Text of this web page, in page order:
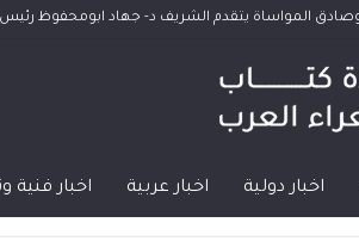
وصادق المواساة يتقدم الشريف د- جهاد ابومحفوظ
اخبار دولية اخبار عربية اخبار فنية